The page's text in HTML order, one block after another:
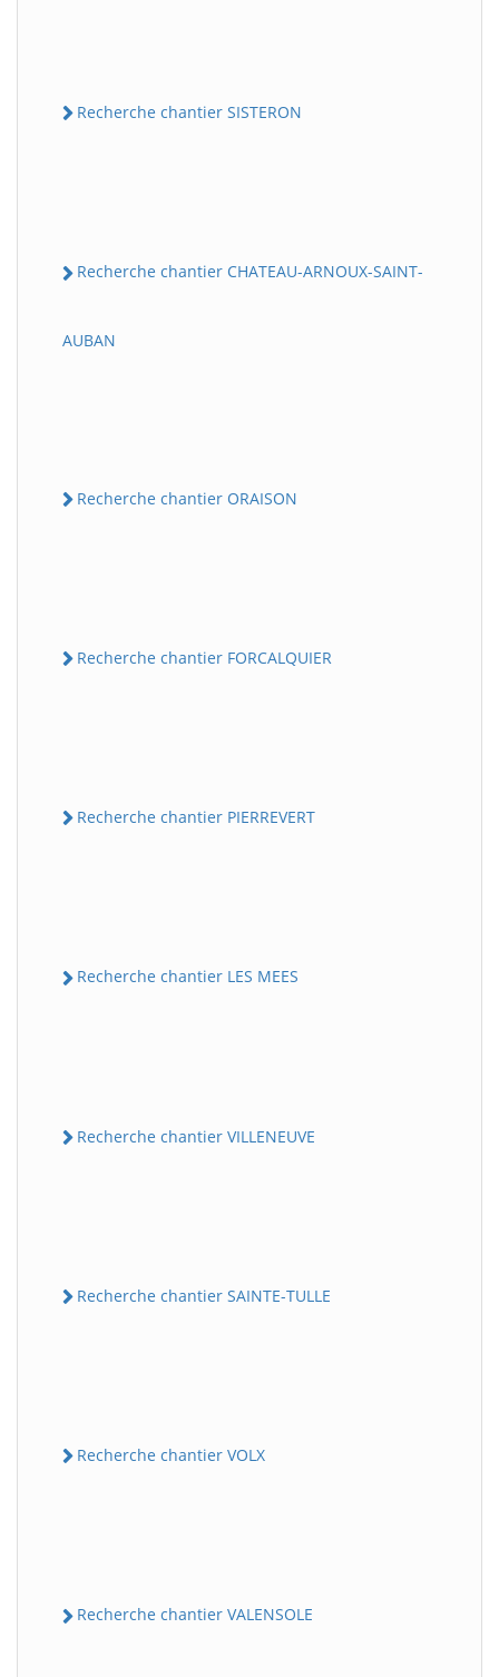
Recherche chantier SISTERON
Recherche chantier CHATEAU-ARNOUX-SAINT-
AUBAN
Recherche chantier ORAISON
Recherche chantier FORCALQUIER
Recherche chantier PIERREVERT
Recherche chantier LES MEES
Recherche chantier VILLENEUVE
Recherche chantier SAINTE-TULLE
Recherche chantier VOLX
Recherche chantier VALENSOLE